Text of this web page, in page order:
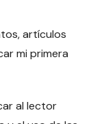
artículos
mi primera
al lector